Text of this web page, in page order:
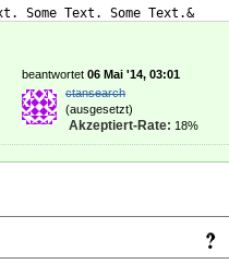
Some Text. Some Text.&
beantwortet 06 Mai '14, 03:01
ctansearch
(ausgesetzt)
Akzeptiert-Rate: 18%